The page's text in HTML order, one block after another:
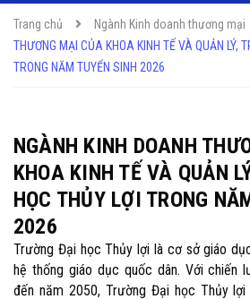
Trang chủ Ngành Kinh doanh thương mại
THƯƠNG MẠI CỦA KHOA KINH TẾ VÀ QUẢN LÝ,
TRONG NĂM TUYỂN SINH 2026
NGÀNH KINH DOANH
KHOA KINH TẾ VÀ QUẢN
HỌC THỦY LỢI TRONG
2026
Trường Đại học Thủy lợi là cơ sở giáo
hệ thống giáo dục quốc dân. Với chiến
đến năm 2050, Trường Đại học Thủy